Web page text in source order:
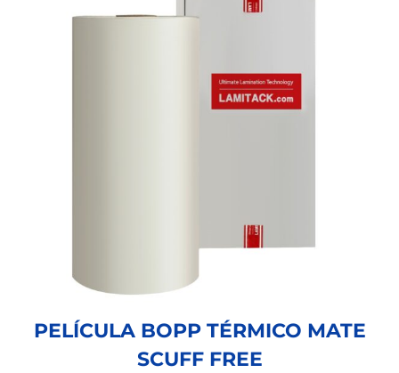
PELÍCULA BOPP TÉRMICO MATE
SCUFF FREE